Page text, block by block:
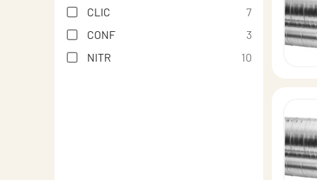
CLIC
7
CONF
3
NITR
10